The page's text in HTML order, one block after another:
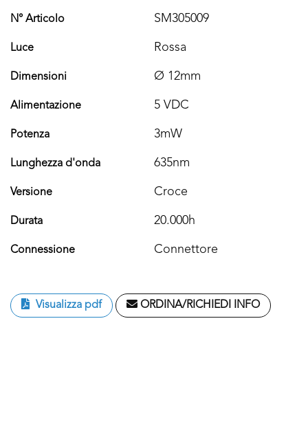
N° Articolo SM305009
Luce Rossa
Dimensioni Ø 12mm
Alimentazione 5 VDC
Potenza 3mW
Lunghezza d'onda 635nm
Versione Croce
Durata 20.000h
Connessione Connettore
Visualizza pdf ORDINA/RICHIEDI INFO